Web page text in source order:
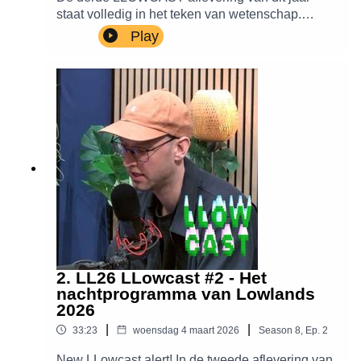
staat volledig in het teken van wetenschap.
Justin gaat in gesprek met Bianca Pander (BKB |
Het Campagnebureau) en Nina Kornaat
Wetenschapsprogramma. Daarnaast belt hij met
de onderzoekers achter Kapsalon Kopzorgen en
Play
2. LL26 LLowcast #2 - Het
nachtprogramma van Lowlands
2026
33:23 woensdag 4 maart 2026 Season 8, Ep. 2